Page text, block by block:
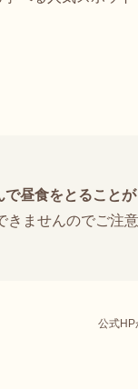
で昼食をとることが
きませんのでご注意
公式HP